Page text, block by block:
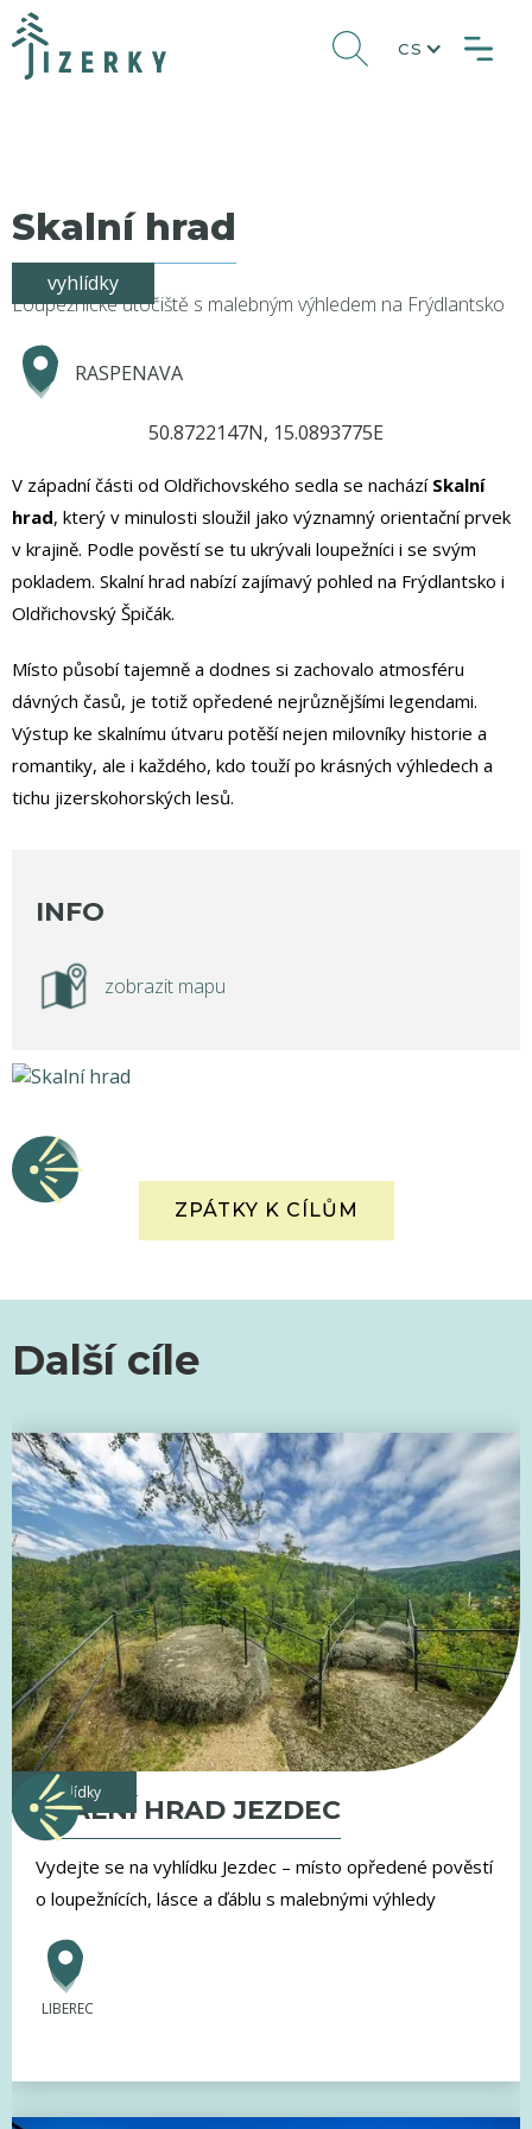
CS
Skalní hrad
vyhlídky
Loupežnické útočiště s malebným výhledem na Frýdlantsko
RASPENAVA
50.8722147N, 15.0893775E
V západní části od Oldřichovského sedla se nachází Skalní
hrad, který v minulosti sloužil jako významný orientační prvek
v krajině. Podle pověstí se tu ukrývali loupežníci i se svým
pokladem. Skalní hrad nabízí zajímavý pohled na Frýdlantsko i
Oldřichovský Špičák.
Místo působí tajemně a dodnes si zachovalo atmosféru
dávných časů, je totiž opředené nejrůznějšími legendami.
Výstup ke skalnímu útvaru potěší nejen milovníky historie a
romantiky, ale i každého, kdo touží po krásných výhledech a
tichu jizerskohorských lesů.
INFO
zobrazit mapu
ZPÁTKY K CÍLŮM
Další cíle
vyhlídky
SKALNÍ HRAD JEZDEC
Vydejte se na vyhlídku Jezdec – místo opředené pověstí
o loupežnících, lásce a ďáblu s malebnými výhledy
LIBEREC